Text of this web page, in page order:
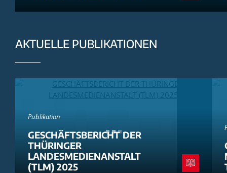
AKTUELLE PUBLIKATIONEN
Publikation
GESCHÄFTSBERICHT DER
THÜRINGER
LANDESMEDIENANSTALT
(TLM) 2025